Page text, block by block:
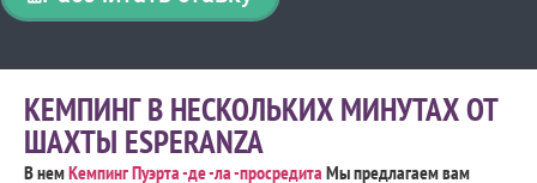
КЕМПИНГ В НЕСКОЛЬКИХ МИНУТАХ ОТ
ШАХТЫ ESPERANZA
В немКемпинг Пуэрта -де -ла -просредита Мы предлагаем вам